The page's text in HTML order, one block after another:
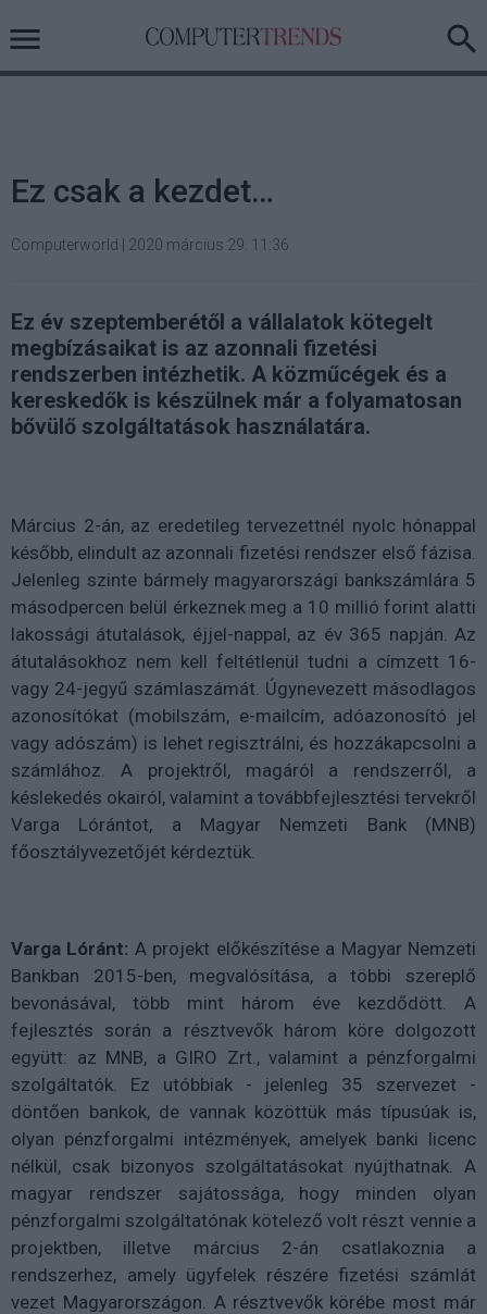
Ez csak a kezdet…
Computerworld 2020 március 29. 11:36
Ez év szeptemberétől a vállalatok kötegelt
megbízásaikat is az azonnali fizetési
rendszerben intézhetik. A közműcégek és a
kereskedők is készülnek már a folyamatosan
bővülő szolgáltatások használatára.
Március 2-án, az eredetileg tervezettnél nyolc hónappal
később, elindult az azonnali fizetési rendszer első fázisa.
Jelenleg szinte bármely magyarországi bankszámlára 5
másodpercen belül érkeznek meg a 10 millió forint alatti
lakossági átutalások, éjjel-nappal, az év 365 napján. Az
átutalásokhoz nem kell feltétlenül tudni a címzett 16-
vagy 24-jegyű számlaszámát. Úgynevezett másodlagos
azonosítókat (mobilszám, e-mailcím, adóazonosító jel
vagy adószám) is lehet regisztrálni, és hozzákapcsolni a
számlához. A projektről, magáról a rendszerről, a
késlekedés okairól, valamint a továbbfejlesztési tervekről
Varga Lórántot, a Magyar Nemzeti Bank (MNB)
főosztályvezetőjét kérdeztük.
Varga Lóránt: A projekt előkészítése a Magyar Nemzeti
Bankban 2015-ben, megvalósítása, a többi szereplő
bevonásával, több mint három éve kezdődött. A
fejlesztés során a résztvevők három köre dolgozott
együtt: az MNB, a GIRO Zrt., valamint a pénzforgalmi
szolgáltatók. Ez utóbbiak - jelenleg 35 szervezet -
döntően bankok, de vannak közöttük más típusúak is,
olyan pénzforgalmi intézmények, amelyek banki licenc
nélkül, csak bizonyos szolgáltatásokat nyújthatnak. A
magyar rendszer sajátossága, hogy minden olyan
pénzforgalmi szolgáltatónak kötelező volt részt vennie a
projektben, illetve március 2-án csatlakoznia a
rendszerhez, amely ügyfelek részére fizetési számlát
vezet Magyarországon. A résztvevők körébe most már